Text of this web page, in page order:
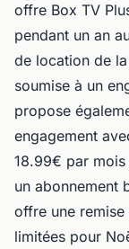
offre Box TV
pendant un an
de location de
soumise à un
propose
engagement
18.99€ par
un abonnement
offre une
limitées pour